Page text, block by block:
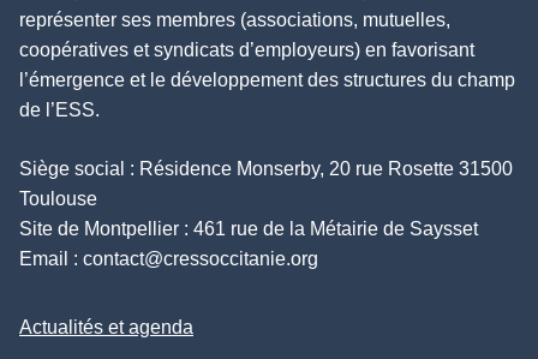
représenter ses membres (associations, mutuelles,
coopératives et syndicats d’employeurs) en favorisant
l’émergence et le développement des structures du champ
de l’ESS.
Siège social : Résidence Monserby, 20 rue Rosette 31500
Toulouse
Site de Montpellier : 461 rue de la Métairie de Saysset
Email : contact@cressoccitanie.org
Actualités et agenda